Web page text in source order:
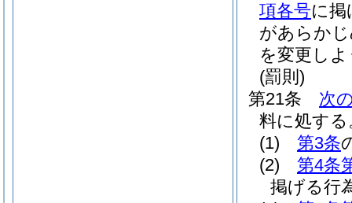
項各号に
があらか
を変更し
(罰則)
第21条
次
料に処する
(1)
第3条
(2)
第4条
掲げる行